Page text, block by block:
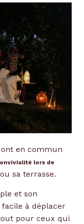
ont en commun
lors de
sa terrasse.
et son
à déplacer
pour ceux qui